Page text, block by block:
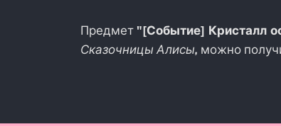
Предмет "[Событие] Кристалл
Сказочницы Алисы, можно